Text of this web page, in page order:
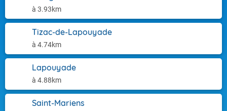
à 3.93km
Tizac-de-Lapouyade
à 4.74km
Lapouyade
à 4.88km
Saint-Mariens